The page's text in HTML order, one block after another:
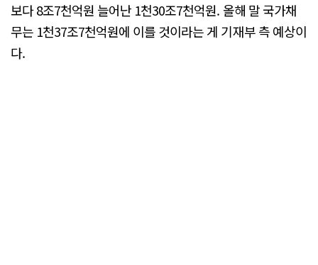
보다 8조7천억원 늘어난 1천30조7천억원. 올해 말 국가채
무는 1천37조7천억원에 이를 것이라는 게 기재부 측 예상이
다.